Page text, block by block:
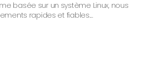
basée sur un système Linux, nous
rapides et fiables....